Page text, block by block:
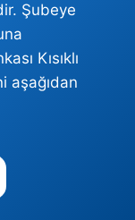
Şubeye
Kısıklı
aşağıdan